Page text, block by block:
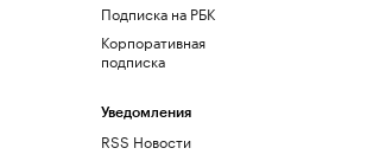
Подписка на РБК
Корпоративная
подписка
Уведомления
RSS Новости